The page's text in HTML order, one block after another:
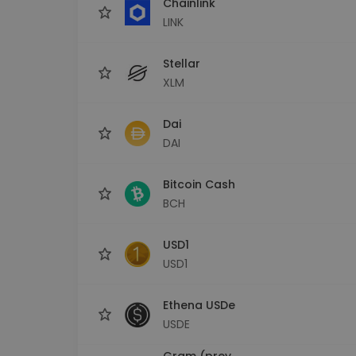
LINK
Stellar
XLM
Dai
DAI
Bitcoin Cash
BCH
USD1
USD1
Ethena USDe
USDE